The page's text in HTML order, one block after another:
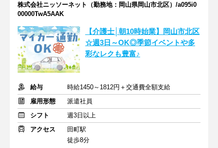
株式会社ニッソーネット（勤務地：岡山県岡山市北区）/a095i0
00000TwA5AAK
【介護士│朝10時始業】岡山市北区
☆週3日～OK◎季節イベントや多
彩なレクも豊富♪
給与
時給1450～1812円＋交通費全額支給
雇用形態
派遣社員
シフト
週3日以上
アクセス
田町駅
徒歩8分